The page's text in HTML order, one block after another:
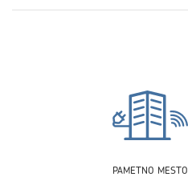
PAMETNO MESTO